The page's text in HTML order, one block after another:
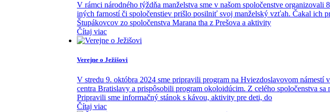
V rámci národného týždňa manželstva sme v našom spoločenstve
iných farností či spoločenstiev prišlo posilniť svoj manželský vzťah. Čakal ich
Štupákovcov zo spoločenstva Marana tha z Prešova a aktivity
Čítaj viac
Verejne o Ježišovi
V stredu 9. októbra 2024 sme pripravili program na Hviezdoslavovom
centra Bratislavy a prispôsobili program okoloidúcim. Z celého spoločenstva
Pripravili sme informačný stánok s kávou, aktivity pre deti, do
Čítaj viac